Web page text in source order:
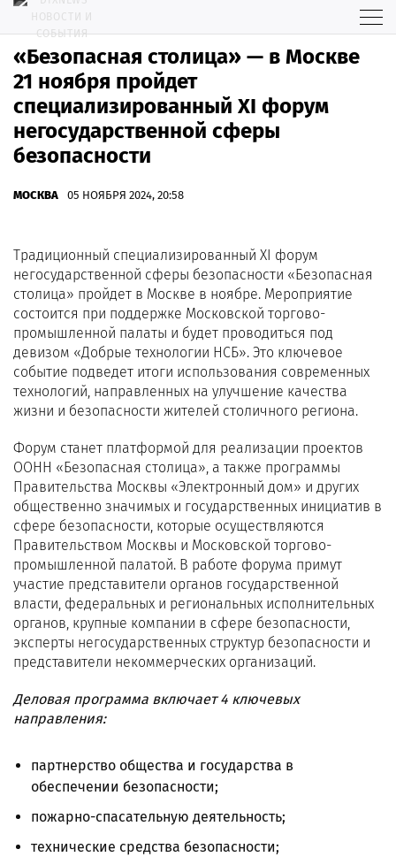
«Безопасная столица» — в Москве
21 ноября пройдет
специализированный XI форум
негосударственной сферы
безопасности
МОСКВА 05 НОЯБРЯ 2024, 20:58
Традиционный специализированный XI форум
негосударственной сферы безопасности «Безопасная
столица» пройдет в Москве в ноябре. Мероприятие
состоится при поддержке Московской торгово-
промышленной палаты и будет проводиться под
девизом «Добрые технологии НСБ». Это ключевое
событие подведет итоги использования современных
технологий, направленных на улучшение качества
жизни и безопасности жителей столичного региона.
Форум станет платформой для реализации проектов
ООНН «Безопасная столица», а также программы
Правительства Москвы «Электронный дом» и других
общественно значимых и государственных инициатив в
сфере безопасности, которые осуществляются
Правительством Москвы и Московской торгово-
промышленной палатой. В работе форума примут
участие представители органов государственной
власти, федеральных и региональных исполнительных
органов, крупные компании в сфере безопасности,
эксперты негосударственных структур безопасности и
представители некоммерческих организаций.
Деловая программа включает 4 ключевых
направления:
партнерство общества и государства в
обеспечении безопасности;
пожарно-спасательную деятельность;
технические средства безопасности;